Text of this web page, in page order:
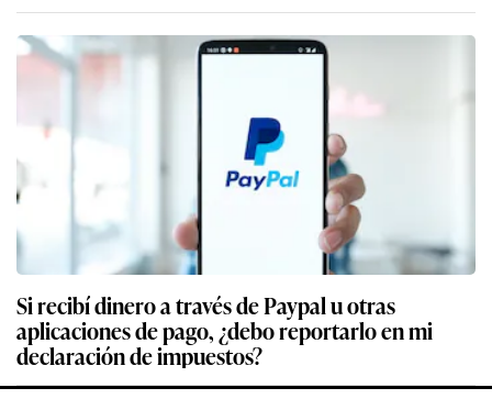
Si recibí dinero a través de Paypal u otras
aplicaciones de pago, ¿debo reportarlo en mi
declaración de impuestos?